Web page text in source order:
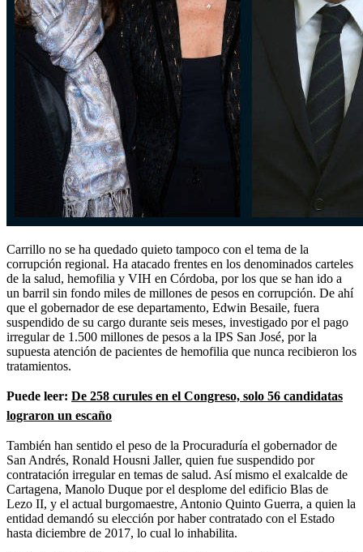
Carrillo no se ha quedado quieto tampoco con el tema de la
corrupción regional. Ha atacado frentes en los denominados carteles
de la salud, hemofilia y VIH en Córdoba, por los que se han ido a
un barril sin fondo miles de millones de pesos en corrupción. De ahí
que el gobernador de ese departamento, Edwin Besaile, fuera
suspendido de su cargo durante seis meses, investigado por el pago
irregular de 1.500 millones de pesos a la IPS San José, por la
supuesta atención de pacientes de hemofilia que nunca recibieron los
tratamientos.
Puede leer: De 258 curules en el Congreso, solo 56 candidatas
lograron un escaño
También han sentido el peso de la Procuraduría el gobernador de
San Andrés, Ronald Housni Jaller, quien fue suspendido por
contratación irregular en temas de salud. Así mismo el exalcalde de
Cartagena, Manolo Duque por el desplome del edificio Blas de
Lezo II, y el actual burgomaestre, Antonio Quinto Guerra, a quien la
entidad demandó su elección por haber contratado con el Estado
hasta diciembre de 2017, lo cual lo inhabilita.